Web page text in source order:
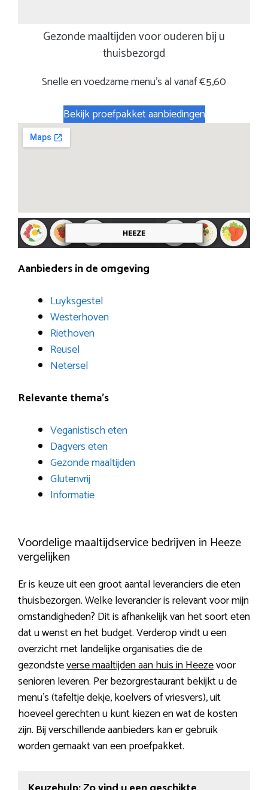
Gezonde maaltijden voor ouderen bij u
thuisbezorgd
Snelle en voedzame menu’s al vanaf €5,60
Bekijk proefpakket aanbiedingen
Aanbieders in de omgeving
Luyksgestel
Westerhoven
Riethoven
Reusel
Netersel
Relevante thema’s
Veganistisch eten
Dagvers eten
Gezonde maaltijden
Glutenvrij
Informatie
Voordelige maaltijdservice bedrijven in Heeze
vergelijken
Er is keuze uit een groot aantal leveranciers die eten
thuisbezorgen. Welke leverancier is relevant voor mijn
omstandigheden? Dit is afhankelijk van het soort eten
dat u wenst en het budget. Verderop vindt u een
overzicht met landelijke organisaties die de
gezondsteverse maaltijden aan huis in Heezevoor
senioren leveren. Per bezorgrestaurant bekijkt u de
menu’s (tafeltje dekje, koelvers of vriesvers), uit
hoeveel gerechten u kunt kiezen en wat de kosten
zijn. Bij verschillende aanbieders kan er gebruik
worden gemaakt van een proefpakket.